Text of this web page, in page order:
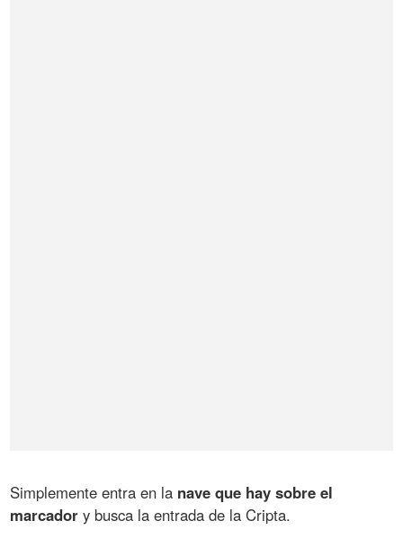
Simplemente entra en la nave que hay sobre el
marcador y busca la entrada de la Cripta.